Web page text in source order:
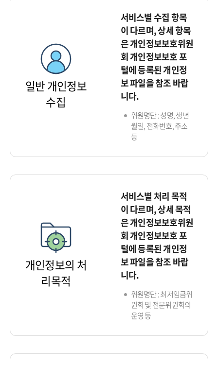
일반 개인정보
수집
서비스별 수집 항목
이 다르며, 상세 항목
은 개인정보보호위원
회 개인정보보호 포
털에 등록된 개인정
보 파일을 참조 바랍
니다.
위원명단 : 성명, 생년
월일, 전화번호, 주소
등
개인정보의 처
리목적
서비스별 처리 목적
이 다르며, 상세 목적
은 개인정보보호위원
회 개인정보보호 포
털에 등록된 개인정
보 파일을 참조 바랍
니다.
위원명단 : 최저임금위
원회 및 전문위원회의
운영 등